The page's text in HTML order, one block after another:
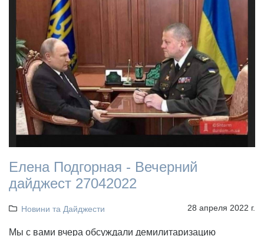
Елена Подгорная - Вечерний
дайджест 27042022
Новини та Дайджести 28 апреля 2022 г.
Мы с вами вчера обсуждали демилитаризацию